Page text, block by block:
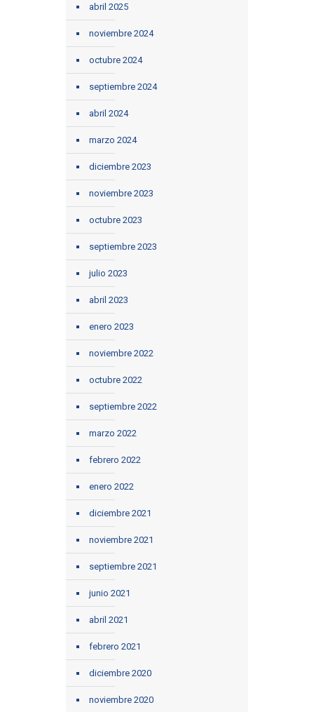
abril 2025
noviembre 2024
octubre 2024
septiembre 2024
abril 2024
marzo 2024
diciembre 2023
noviembre 2023
octubre 2023
septiembre 2023
julio 2023
abril 2023
enero 2023
noviembre 2022
octubre 2022
septiembre 2022
marzo 2022
febrero 2022
enero 2022
diciembre 2021
noviembre 2021
septiembre 2021
junio 2021
abril 2021
febrero 2021
diciembre 2020
noviembre 2020